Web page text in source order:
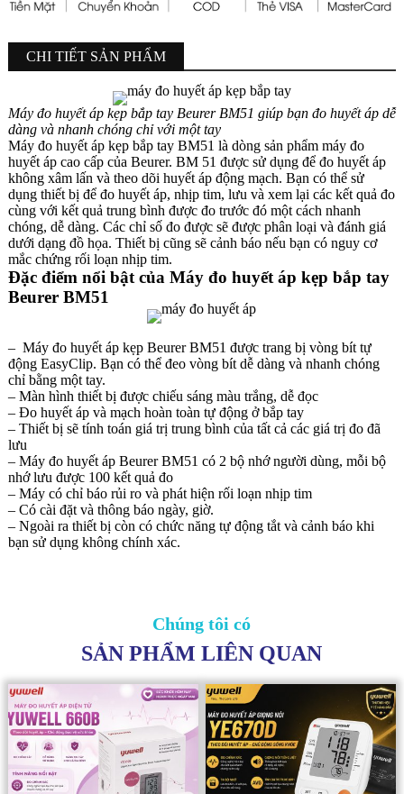
CHI TIẾT SẢN PHẨM
Máy đo huyết áp kẹp bắp tay Beurer BM51 giúp bạn đo huyết áp dễ
dàng và nhanh chóng chỉ với một tay
Máy đo huyết áp kẹp bắp tay BM51 là dòng sản phẩm máy đo
huyết áp cao cấp của Beurer. BM 51 được sử dụng để đo huyết áp
không xâm lấn và theo dõi huyết áp động mạch. Bạn có thể sử
dụng thiết bị để đo huyết áp, nhịp tim, lưu và xem lại các kết quả đo
cùng với kết quả trung bình được đo trước đó một cách nhanh
chóng, dễ dàng. Các chỉ số đo được sẽ được phân loại và đánh giá
dưới dạng đồ họa. Thiết bị cũng sẽ cảnh báo nếu bạn có nguy cơ
mắc chứng rối loạn nhịp tim.
Đặc điểm nổi bật của Máy đo huyết áp kẹp bắp tay
Beurer BM51
– Máy đo huyết áp kẹp Beurer BM51 được trang bị vòng bít tự
động EasyClip. Bạn có thể đeo vòng bít dễ dàng và nhanh chóng
chỉ bằng một tay.
– Màn hình thiết bị được chiếu sáng màu trắng, dễ đọc
– Đo huyết áp và mạch hoàn toàn tự động ở bắp tay
– Thiết bị sẽ tính toán giá trị trung bình của tất cả các giá trị đo đã
lưu
– Máy đo huyết áp Beurer BM51 có 2 bộ nhớ người dùng, mỗi bộ
nhớ lưu được 100 kết quả đo
– Máy có chỉ báo rủi ro và phát hiện rối loạn nhịp tim
– Có cài đặt và thông báo ngày, giờ.
– Ngoài ra thiết bị còn có chức năng tự động tắt và cảnh báo khi
bạn sử dụng không chính xác.
Chúng tôi có
SẢN PHẨM LIÊN QUAN